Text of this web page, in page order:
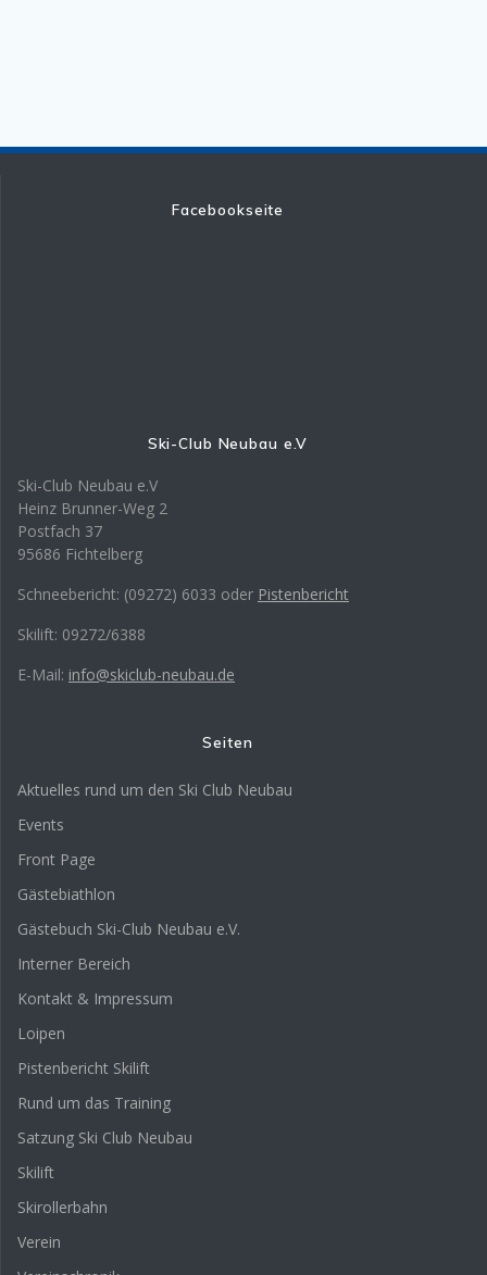
Facebookseite
Ski-Club Neubau e.V
Ski-Club Neubau e.V
Heinz Brunner-Weg 2
Postfach 37
95686 Fichtelberg
Schneebericht: (09272) 6033 oder Pistenbericht
Skilift: 09272/6388
E-Mail: info@skiclub-neubau.de
Seiten
Aktuelles rund um den Ski Club Neubau
Events
Front Page
Gästebiathlon
Gästebuch Ski-Club Neubau e.V.
Interner Bereich
Kontakt & Impressum
Loipen
Pistenbericht Skilift
Rund um das Training
Satzung Ski Club Neubau
Skilift
Skirollerbahn
Verein